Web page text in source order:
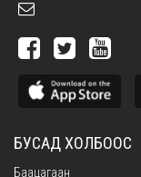
БУСАД ХОЛБООС
Баацагаан